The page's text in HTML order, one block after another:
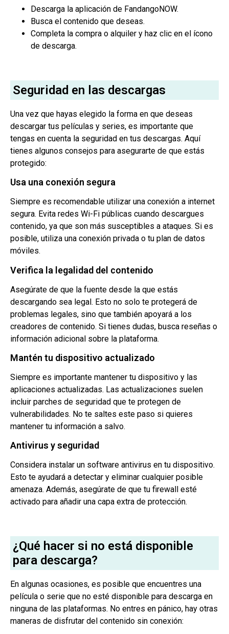
Descarga la aplicación de FandangoNOW.
Busca el contenido que deseas.
Completa la compra o alquiler y haz clic en el ícono
de descarga.
Seguridad en las descargas
Una vez que hayas elegido la forma en que deseas
descargar tus películas y series, es importante que
tengas en cuenta la seguridad en tus descargas. Aquí
tienes algunos consejos para asegurarte de que estás
protegido:
Usa una conexión segura
Siempre es recomendable utilizar una conexión a internet
segura. Evita redes Wi-Fi públicas cuando descargues
contenido, ya que son más susceptibles a ataques. Si es
posible, utiliza una conexión privada o tu plan de datos
móviles.
Verifica la legalidad del contenido
Asegúrate de que la fuente desde la que estás
descargando sea legal. Esto no solo te protegerá de
problemas legales, sino que también apoyará a los
creadores de contenido. Si tienes dudas, busca reseñas o
información adicional sobre la plataforma.
Mantén tu dispositivo actualizado
Siempre es importante mantener tu dispositivo y las
aplicaciones actualizadas. Las actualizaciones suelen
incluir parches de seguridad que te protegen de
vulnerabilidades. No te saltes este paso si quieres
mantener tu información a salvo.
Antivirus y seguridad
Considera instalar un software antivirus en tu dispositivo.
Esto te ayudará a detectar y eliminar cualquier posible
amenaza. Además, asegúrate de que tu firewall esté
activado para añadir una capa extra de protección.
¿Qué hacer si no está disponible
para descarga?
En algunas ocasiones, es posible que encuentres una
película o serie que no esté disponible para descarga en
ninguna de las plataformas. No entres en pánico, hay otras
maneras de disfrutar del contenido sin conexión: